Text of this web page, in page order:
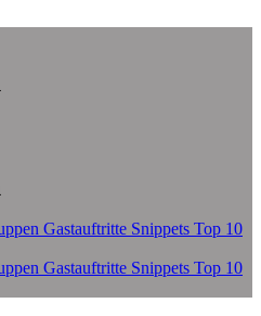
Gastauftritte Snippets Top 10
Gastauftritte Snippets Top 10